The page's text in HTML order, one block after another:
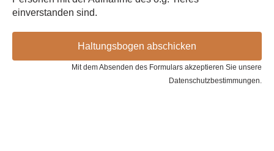
einverstanden sind.
Haltungsbogen abschicken
Mit dem Absenden des Formulars akzeptieren Sie unsere
Datenschutzbestimmungen.